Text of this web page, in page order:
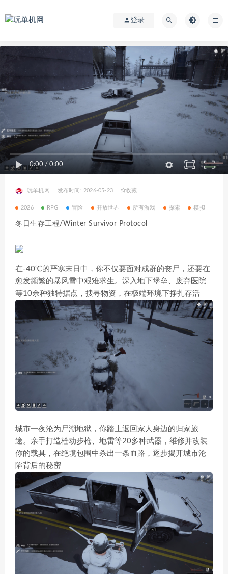
登录
0:00 / 0:00
玩单机网 发布时间: 2026-05-23 收藏
2026 RPG 冒险 开放世界 所有游戏 探索 模拟
冬日生存工程/Winter Survivor Protocol
在-40℃的严寒末日中，你不仅要面对成群的丧尸，还要在
愈发频繁的暴风雪中艰难求生。深入地下堡垒、废弃医院
等10余种独特据点，搜寻物资，在极端环境下挣扎存活
城市一夜沦为尸潮地狱，你踏上返回家人身边的归家旅
途。亲手打造栓动步枪、地雷等20多种武器，维修并改装
你的载具，在绝境包围中杀出一条血路，逐步揭开城市沦
陷背后的秘密